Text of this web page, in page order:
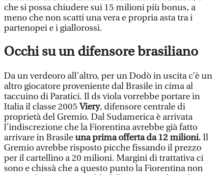
che si possa chiudere sui 15 milioni più bonus, a
meno che non scatti una vera e propria asta tra i
partenopei e i giallorossi.
Occhi su un difensore brasiliano
Da un verdeoro all’altro, per un Dodò in uscita c’è un
altro giocatore proveniente dal Brasile in cima al
taccuino di Paratici. Il ds viola vorrebbe portare in
Italia il classe 2005Viery, difensore centrale di
proprietà del Gremio. Dal Sudamerica è arrivata
l’indiscrezione che la Fiorentina avrebbe già fatto
arrivare in Brasileuna prima offerta da 12 milioni.Il
Gremio avrebbe risposto picche fissando il prezzo
per il cartellino a 20 milioni. Margini di trattativa ci
sono e chissà che a questo punto la Fiorentina non